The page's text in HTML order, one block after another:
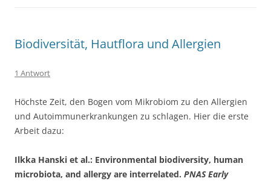
Biodiversität, Hautflora und Allergien
1 Antwort
Höchste Zeit, den Bogen vom Mikrobiom zu den Allergien
und Autoimmunerkrankungen zu schlagen. Hier die erste
Arbeit dazu:
Ilkka Hanski et al.: Environmental biodiversity, human
microbiota, and allergy are interrelated. PNAS Early